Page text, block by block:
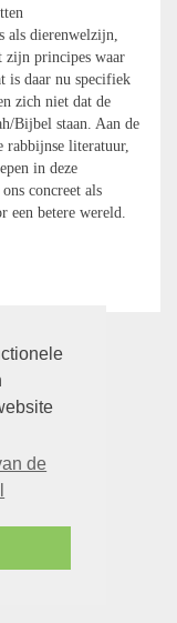
de
dierenwelzijn,
zijn principes waar
is daar nu specifiek
zich niet dat de
Bijbel staan. Aan de
rabbijnse literatuur,
in deze
concreet als
een betere wereld.